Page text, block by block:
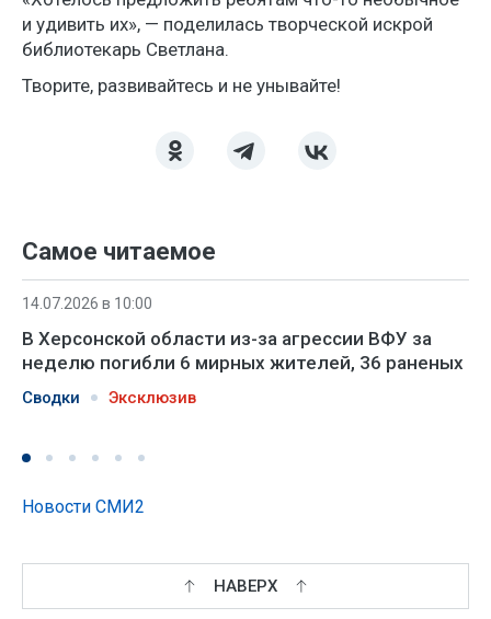
и удивить их», — поделилась творческой искрой
библиотекарь Светлана.
Творите, развивайтесь и не унывайте!
Самое читаемое
14.07.2026 в 10:00
В Херсонской области из-за агрессии ВФУ за
неделю погибли 6 мирных жителей, 36 раненых
Сводки Эксклюзив
Новости СМИ2
НАВЕРХ